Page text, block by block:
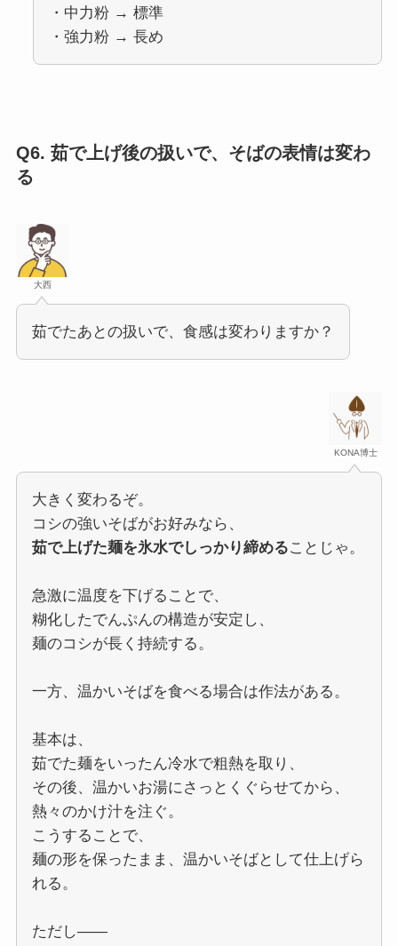
・中力粉 → 標準
・強力粉 → 長め
Q6. 茹で上げ後の扱いで、そばの表情は変わ
る
大西
茹でたあとの扱いで、食感は変わりますか？
KONA博士
大きく変わるぞ。
コシの強いそばがお好みなら、
茹で上げた麺を氷水でしっかり締めることじゃ。
急激に温度を下げることで、
糊化したでんぷんの構造が安定し、
麺のコシが長く持続する。
一方、温かいそばを食べる場合は作法がある。
基本は、
茹でた麺をいったん冷水で粗熱を取り、
その後、温かいお湯にさっとくぐらせてから、
熱々のかけ汁を注ぐ。
こうすることで、
麺の形を保ったまま、温かいそばとして仕上げら
れる。
ただし――